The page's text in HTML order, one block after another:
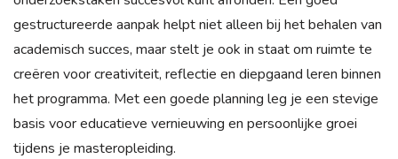
gestructureerde aanpak helpt niet alleen bij het behalen van
academisch succes, maar stelt je ook in staat om ruimte te
creëren voor creativiteit, reflectie en diepgaand leren binnen
het programma. Met een goede planning leg je een stevige
basis voor educatieve vernieuwing en persoonlijke groei
tijdens je masteropleiding.